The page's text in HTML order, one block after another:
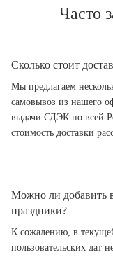
Часто
Сколько стоит
Мы предлагаем
самовывоз из нашего
выдачи СДЭК по всей
стоимость доставки
Можно ли добавить
праздники?
К сожалению, в
пользовательских дат